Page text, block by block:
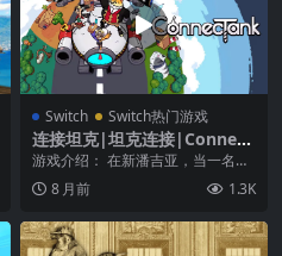
Switch Switch热门游戏
连接坦克|坦克连接|ConnecT
ank中文
游戏介绍： 在新潘吉亚，当一名新
的配送员，为菲尼厄斯·肥猫十五世
服务是十分艰难的...
8 月前 1.3K